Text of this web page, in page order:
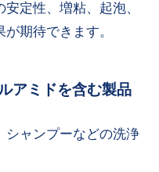
定性、増粘、起泡、
期待できます。
アミドを含む製品
シャンプーなどの洗浄